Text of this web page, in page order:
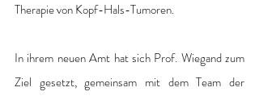
Therapie von Kopf-Hals-Tumoren.
In ihrem neuen Amt hat sich Prof. Wiegand zum
Ziel gesetzt, gemeinsam mit dem Team der